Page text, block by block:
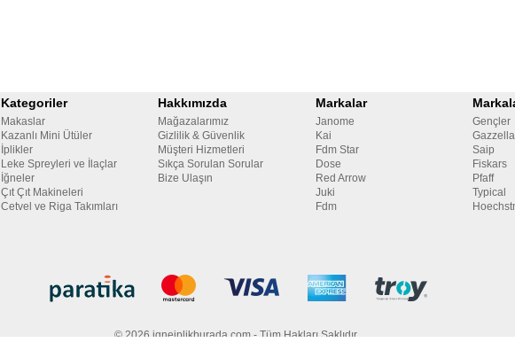
Kategoriler
Makaslar
Kazanlı Mini Ütüler
İplikler
Leke Spreyleri ve İlaçlar
İğneler
Çıt Çıt Makineleri
Cetvel ve Riga Takımları
Hakkımızda
Mağazalarımız
Gizlilik & Güvenlik
Müşteri Hizmetleri
Sıkça Sorulan Sorular
Bize Ulaşın
Markalar
Janome
Kai
Fdm Star
Dose
Red Arrow
Juki
Fdm
Gençler
Gazzella
Saip
Fiskars
Pfaff
Typical
© 2026 igneiplikburada.com - Tüm Hakları Saklıdır.